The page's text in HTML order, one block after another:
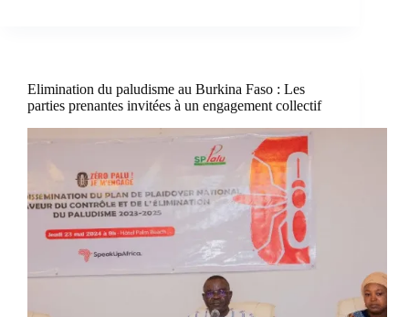
Elimination du paludisme au Burkina Faso : Les
parties prenantes invitées à un engagement collectif